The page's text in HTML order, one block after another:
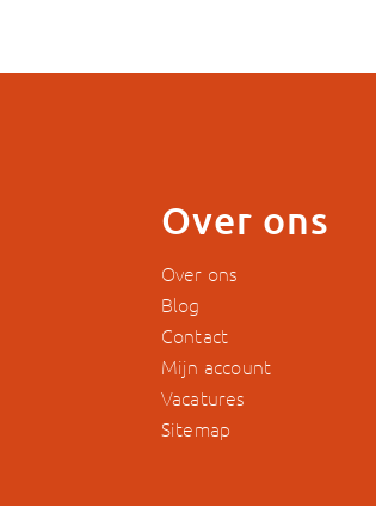
Over ons
Over ons
Blog
Contact
Mijn account
Vacatures
Sitemap